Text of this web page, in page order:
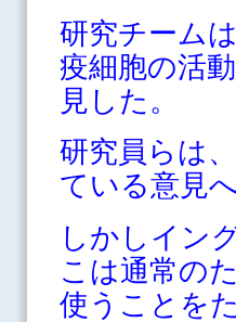
研究チーム
疫細胞の活
見した。
研究員らは
ている意見
しかしイン
こは通常の
使うことを